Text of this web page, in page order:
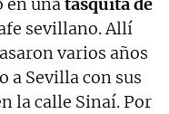
sevillano. Allí
varios años
a Sevilla con sus
la calle Sinaí. Por